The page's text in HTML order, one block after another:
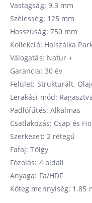
Vastagság: 9.3 mm
Szélesség: 125 mm
Hosszúság: 750 mm
Kollekció: Halszálka
Válogatás: Natur +
Garancia: 30 év
Felület: Strukturált,
Lerakási mód:
Padlófűtés: Alkalmas
Csatlakozás: Csap és
Szerkezet: 2 rétegű
Fafaj: Tölgy
Fózolás: 4 oldali
Anyaga: Fa/HDF
Köteg mennyiség: 1.85